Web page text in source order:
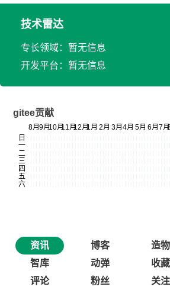
技术雷达
专长领域：暂无信息
开发平台：暂无信息
gitee贡献
资讯 博客
造物
智库
动弹
收藏
评论
粉丝 关注